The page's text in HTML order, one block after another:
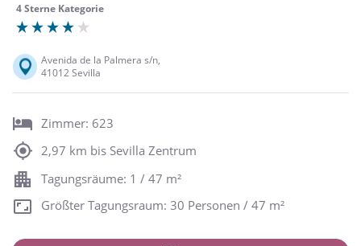
4 Sterne Kategorie
Avenida de la Palmera s/n,
41012 Sevilla
Zimmer: 623
2,97 km bis Sevilla Zentrum
Tagungsräume: 1 / 47 m²
Größter Tagungsraum: 30 Personen / 47 m²